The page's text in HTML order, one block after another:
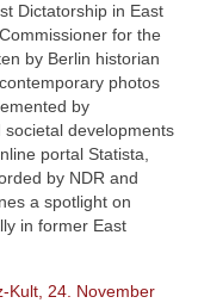
Dictatorship in East
for the
by Berlin historian
photos
by
developments
portal Statista,
by NDR and
a spotlight on
in former East
Kult, 24. November